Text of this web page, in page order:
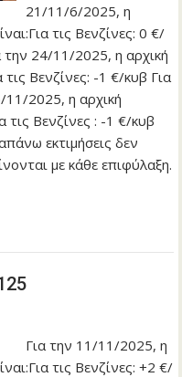
21/11/6/2025, η
τις Βενζίνες: 0 €/
την 24/11/2025, η αρχική
τις Βενζίνες: -1 €/κυβ Για
11/2025, η αρχική
τις Βενζίνες : -1 €/κυβ
εκτιμήσεις δεν
με κάθε επιφύλαξη.
Για την 11/11/2025, η
τις Βενζίνες: +2 €/